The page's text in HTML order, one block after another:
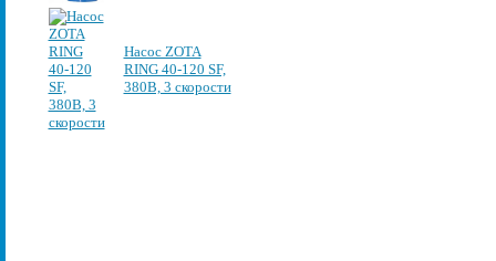
Насос ZOTA
RING 40-120 SF,
380В, 3 скорости